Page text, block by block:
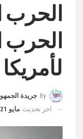
الحرب
الحرب
لأمريكا
By جريدة
اخر تحديث مايو 21, 2020